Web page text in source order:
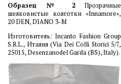
Образец № 2Прозрачные
шелковистые колготки «Innamore»,
20 DEN, DIANO 3-M
Изготовитель: Incanto Fashion Group
S.R.L., Италия (Via Dei Colli Storici 5/7,
25015, Desenzanodel Garda (BS), Italy).